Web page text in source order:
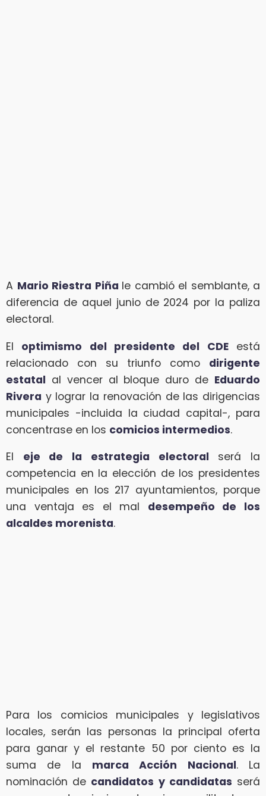
A Mario Riestra Piña le cambió el semblante, a
diferencia de aquel junio de 2024 por la paliza
electoral.
El optimismo del presidente del CDEestá
relacionado con su triunfo como dirigente
estatal al vencer al bloque duro de Eduardo
Rivera y lograr la renovación de las dirigencias
municipales -incluida la ciudad capital-, para
concentrase en los comicios intermedios.
El eje de la estrategia electoral será la
competencia en la elección de los presidentes
municipales en los 217 ayuntamientos, porque
una ventaja es el mal desempeño de los
alcaldes morenista.
Para los comicios municipales y legislativos
locales, serán las personas la principal oferta
para ganar y el restante 50 por ciento es la
suma de la marca Acción Nacional. La
nominación de candidatos y candidatas será